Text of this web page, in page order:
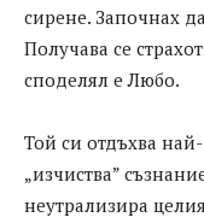
сирене. Започнах
Получава се
споделял е Любо.
Той си отдъхва
„изчиства”
неутрализира